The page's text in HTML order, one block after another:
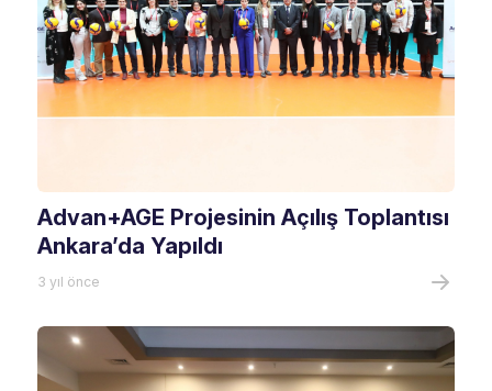
Advan+AGE Projesinin Açılış Toplantısı
Ankara’da Yapıldı
3 yıl önce